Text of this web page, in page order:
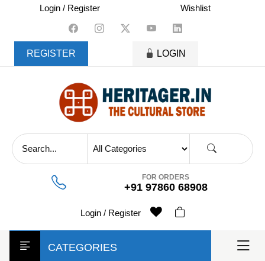
content
Login / Register Wishlist
REGISTER LOGIN
FOR ORDERS
+91 97860 68908
Login / Register
CATEGORIES